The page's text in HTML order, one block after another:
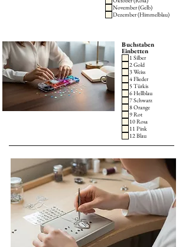
November (Gelb)
Dezember (Himmelblau)
Buchstaben
Einbetten
1 Silber
2 Gold
3 Weiss
4 Flieder
5 Türkis
6 Hellblau
7 Schwarz
8 Orange
9 Rot
10 Rosa
11 Pink
12 Blau